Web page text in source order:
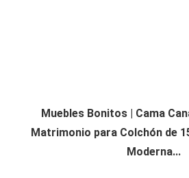
Muebles Bonitos | Cama
Matrimonio para Colchón de
Moderna...